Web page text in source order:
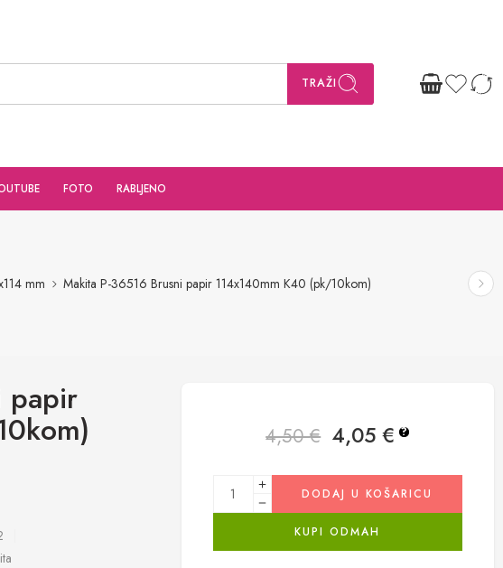
TRAŽI
FOTO RABLJENO
mm Makita P-36516 Brusni papir 114x140mm K40 (pk/10kom)
papir
4,50€ 4,05€ ?
DODAJ U KOŠARICU
KUPI ODMAH